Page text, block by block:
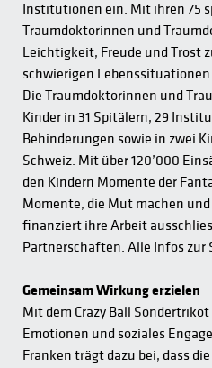
Institutionen ein. Mit ihren 75
Traumdoktorinnen und
Leichtigkeit, Freude und Trost
schwierigen
Die Traumdoktorinnen und
Kinder in 31 Spitälern, 29
Behinderungen sowie in zwei
Schweiz. Mit über 120’000
den Kindern Momente der
Momente, die Mut machen
finanziert ihre Arbeit
Partnerschaften. Alle Infos zur
Gemeinsam Wirkung erzielen
Mit dem Crazy Ball
Emotionen und soziales
Franken trägt dazu bei, dass